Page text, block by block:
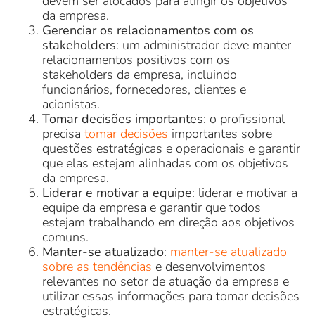
da empresa.
Gerenciar os relacionamentos com os
stakeholders: um administrador deve manter
relacionamentos positivos com os
stakeholders da empresa, incluindo
funcionários, fornecedores, clientes e
acionistas.
Tomar decisões importantes: o profissional
precisa tomar decisões importantes sobre
questões estratégicas e operacionais e garantir
que elas estejam alinhadas com os objetivos
da empresa.
Liderar e motivar a equipe: liderar e motivar a
equipe da empresa e garantir que todos
estejam trabalhando em direção aos objetivos
comuns.
Manter-se atualizado: manter-se atualizado
sobre as tendências e desenvolvimentos
relevantes no setor de atuação da empresa e
utilizar essas informações para tomar decisões
estratégicas.